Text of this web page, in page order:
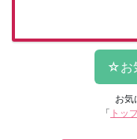
お気
「 トッ